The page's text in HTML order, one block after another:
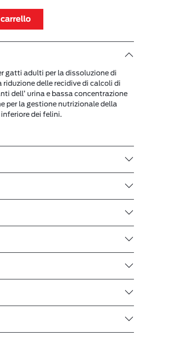
gatti adulti per la dissoluzione di
delle recidive di calcoli di
dell’ urina e bassa concentrazione
per la gestione nutrizionale della
dei felini.